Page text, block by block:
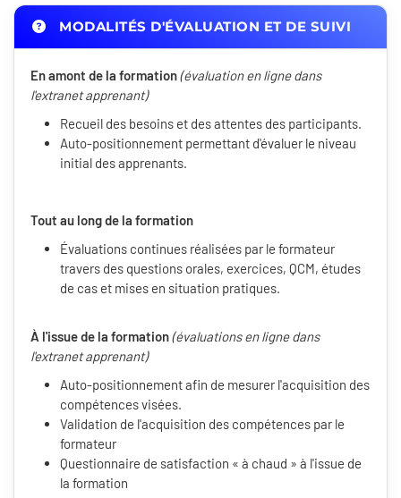
MODALITÉS D'ÉVALUATION ET DE SUIVI
En amont de la formation(évaluation en ligne dans
l'extranet apprenant)
Recueil des besoins et des attentes des participants.
Auto-positionnement permettant d'évaluer le niveau
initial des apprenants.
Tout au long de la formation
Évaluations continues réalisées par le formateur
travers des questions orales, exercices, QCM, études
de cas et mises en situation pratiques.
À l'issue de la formation(évaluations en ligne dans
l'extranet apprenant)
Auto-positionnement afin de mesurer l'acquisition des
compétences visées.
Validation de l'acquisition des compétences par le
formateur
Questionnaire de satisfaction « à chaud » à l'issue de
la formation